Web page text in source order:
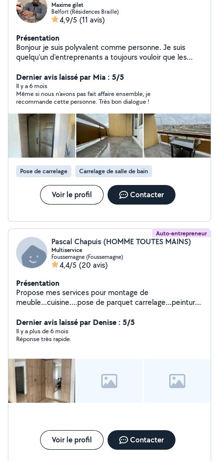
Maxime gilet
Belfort (Résidences Braille)
4,9/5 (11 avis)
Présentation
Bonjour je suis polyvalent comme personne. Je suis
quelqu'un d'entreprenants a toujours vouloir que les
de savoir si vous seriez intéressés par mes prestations
Dernier avis laissé par Mia : 5/5
Il y a 6 mois
Même si nous n'avons pas fait affaire ensemble, je
recommande cette personne. Très bon dialogue !
Pose de carrelage Carrelage de salle de bain
Voir le profil Contacter
Auto-entrepreneur
Pascal Chapuis (HOMME TOUTES MAINS)
Multiservice
Foussemagne (Foussemagne)
4,4/5 (20 avis)
Présentation
Propose mes services pour montage de
meuble...cuisine....pose de parquet carrelage...peinture
Dernier avis laissé par Denise : 5/5
Il y a plus de 6 mois
Réponse très rapide.
Voir le profil Contacter